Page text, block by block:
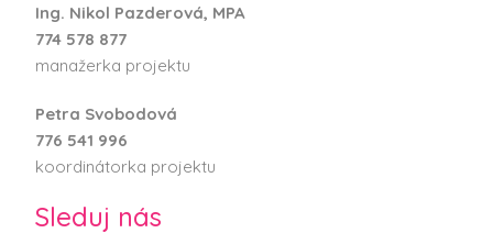
Ing. Nikol Pazderová, MPA
774 578 877
manažerka projektu
Petra Svobodová
776 541 996
koordinátorka projektu
Sleduj nás